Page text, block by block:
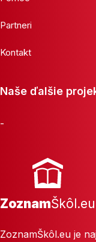
Partneri
Kontakt
Naše ďalšie
-
ZoznamŠkôl.eu
ZoznamŠkôl.eu je